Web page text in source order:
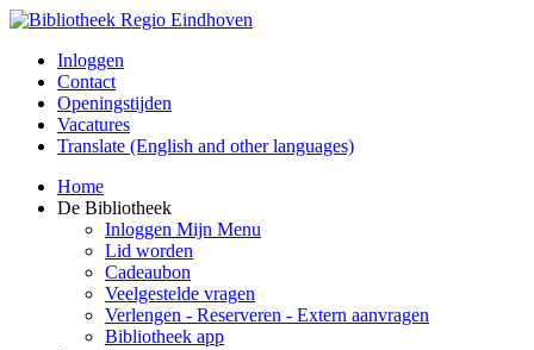
Inloggen
Contact
Openingstijden
Vacatures
Translate (English and other languages)
Home
De Bibliotheek
Inloggen Mijn Menu
Lid worden
Cadeaubon
Veelgestelde vragen
Verlengen - Reserveren - Extern aanvragen
Bibliotheek app